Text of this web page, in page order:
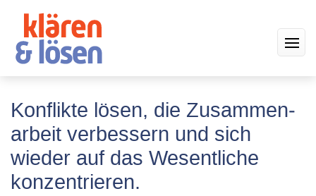
Konflikte lösen, die Zusammen­
arbeit ver­bessern und sich
wieder auf das Wesent­liche
konzen­trieren.